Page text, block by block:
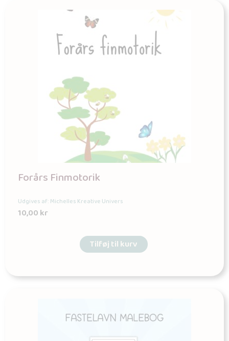
Forårs Finmotorik
Udgives af: Michelles Kreative Univers
10,00kr
Tilføj til kurv